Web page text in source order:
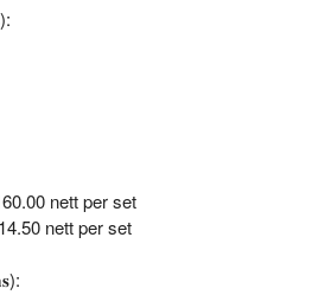
nett per set
nett per set